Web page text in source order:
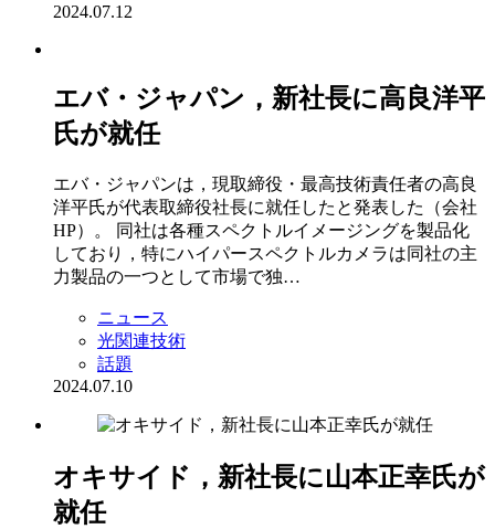
2024.07.12
エバ・ジャパン，新社長に高良洋平
氏が就任
エバ・ジャパンは，現取締役・最高技術責任者の高良
洋平氏が代表取締役社長に就任したと発表した（会社
HP）。 同社は各種スペクトルイメージングを製品化
しており，特にハイパースペクトルカメラは同社の主
力製品の一つとして市場で独…
ニュース
光関連技術
話題
2024.07.10
オキサイド，新社長に山本正幸氏が
就任